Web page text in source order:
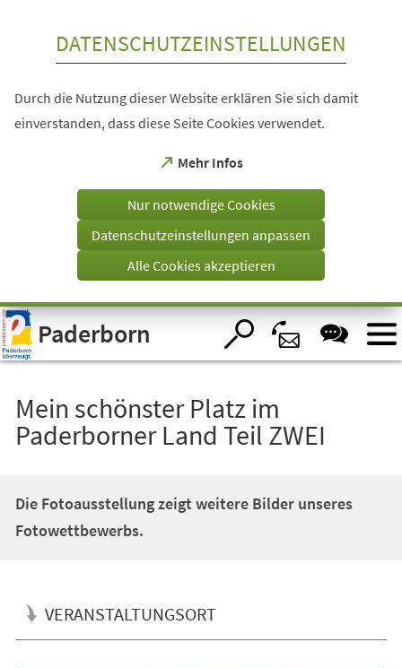
Visuelle
Assistenzsoftware
öffnen.
DATENSCHUTZEINSTELLUNGEN
Durch die Nutzung dieser Website erklären Sie sich damit
einverstanden, dass diese Seite Cookies verwendet.
Mehr Infos
(Öffnet
einem
Tab)
Nur notwendige Cookies
Datenschutzeinstellungen anpassen
Alle Cookies akzeptieren
Paderborn
Mein schönster Platz im
Paderborner Land Teil ZWEI
Die Fotoausstellung zeigt weitere Bilder unseres
Fotowettbewerbs.
VERANSTALTUNGSORT